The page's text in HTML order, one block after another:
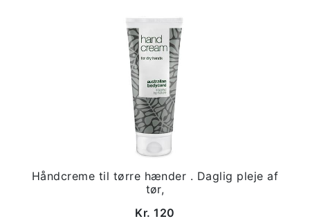
Håndcreme til tørre hænder . Daglig pleje af
tør,
Kr. 120